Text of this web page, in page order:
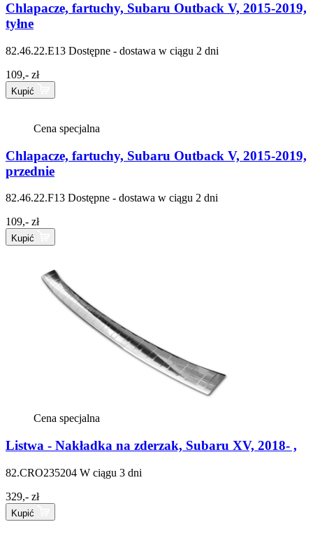
Chlapacze, fartuchy, Subaru Outback V, 2015-2019,
tyłne
82.46.22.E13 Dostępne - dostawa w ciągu 2 dni
109,- zł
Kupić
Cena specjalna
Chlapacze, fartuchy, Subaru Outback V, 2015-2019,
przednie
82.46.22.F13 Dostępne - dostawa w ciągu 2 dni
109,- zł
Kupić
Cena specjalna
Listwa - Nakładka na zderzak, Subaru XV, 2018- ,
82.CRO235204 W ciągu 3 dni
329,- zł
Kupić